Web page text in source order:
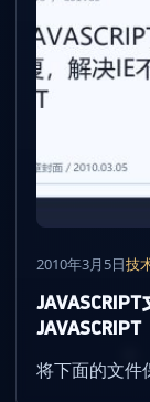
2010年3月5日技
JAVASCRIPT
将下面的文件